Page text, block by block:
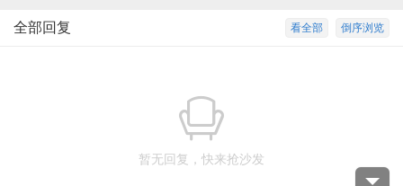
倒序浏览
看全部
全部回复
暂无回复，快来抢沙发